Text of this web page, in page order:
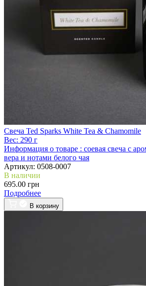
Свеча Ted Sparks White Tea & Chamomile
Вес: 290 г
Информация о товаре : соевая свеча с
вера и нотами белого чая
Артикул: 0508-0007
В наличии
695.00 грн
Подробнее
В корзину